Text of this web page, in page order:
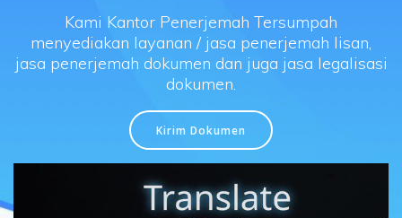
Kami Kantor Penerjemah Tersumpah
menyediakan layanan / jasa penerjemah lisan,
jasa penerjemah dokumen dan juga jasa legalisasi
dokumen.
Kirim Dokumen